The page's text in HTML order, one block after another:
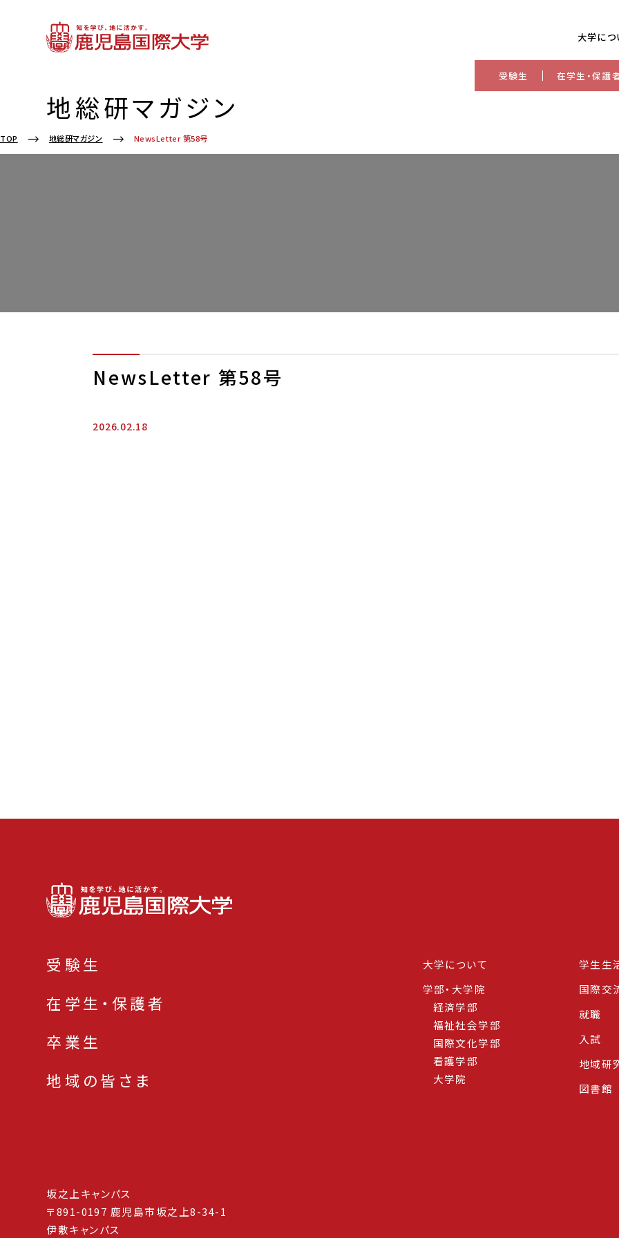
大学につ
受験生 在学生・保護
地総研マガジン
TOP 地総研マガジン NewsLetter 第58号
NewsLetter 第58号
2026.02.18
受験生
在学生・保護者
卒業生
地域の皆さま
大学について
学部・大学院
経済学部
福祉社会学部
国際文化学部
看護学部
大学院
学生生
国際交
就職
入試
地域研
図書館
坂之上キャンパス
〒891-0197 鹿児島市坂之上8-34-1
伊敷キャンパス